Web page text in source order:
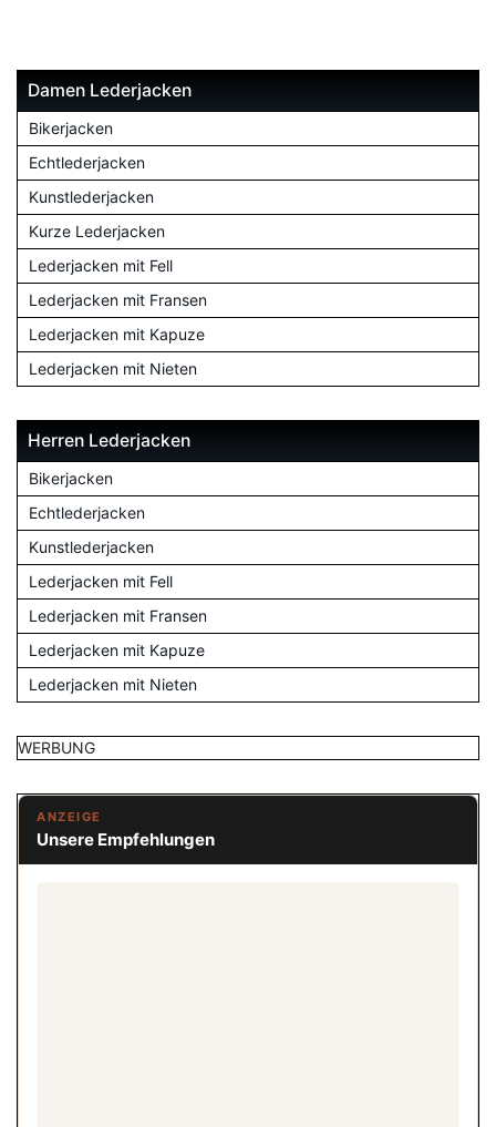
Damen Lederjacken
Bikerjacken
Echtlederjacken
Kunstlederjacken
Kurze Lederjacken
Lederjacken mit Fell
Lederjacken mit Fransen
Lederjacken mit Kapuze
Lederjacken mit Nieten
Herren Lederjacken
Bikerjacken
Echtlederjacken
Kunstlederjacken
Lederjacken mit Fell
Lederjacken mit Fransen
Lederjacken mit Kapuze
Lederjacken mit Nieten
WERBUNG
ANZEIGE
Unsere Empfehlungen